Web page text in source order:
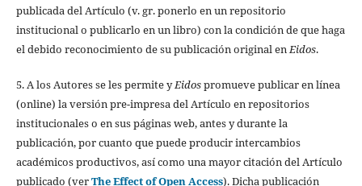
publicada del Artículo (v. gr. ponerlo en un repositorio
institucional o publicarlo en un libro) con la condición de que haga
el debido reconocimiento de su publicación original enEidos.
5. A los Autores se les permite yEidospromueve publicar en línea
(online) la versión pre-impresa del Artículo en repositorios
institucionales o en sus páginas web, antes y durante la
publicación, por cuanto que puede producir intercambios
académicos productivos, así como una mayor citación del Artículo
publicado (verThe Effect of Open Access). Dicha publicación